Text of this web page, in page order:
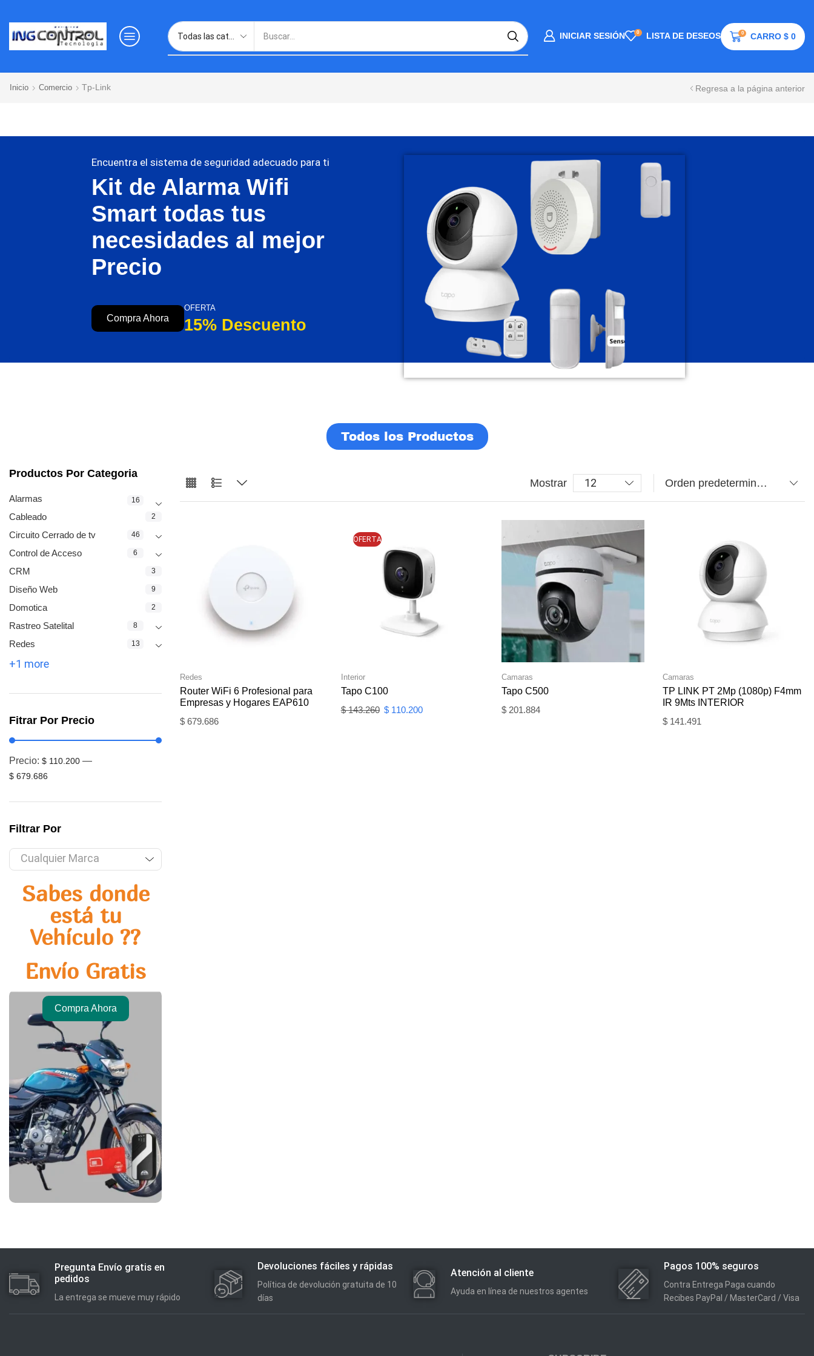
INICIAR SESIÓN 0 LISTA DE DESEOS 0 CARRO $ 0
Inicio Comercio Tp-Link Regresa a la página anterior
Encuentra el sistema de seguridad adecuado para ti
Kit de Alarma Wifi
Smart todas tus
necesidades al mejor
Precio
Compra Ahora
OFERTA
15% Descuento
Todos los Productos
Productos Por Categoria
Alarmas 16
Cableado 2
Circuito Cerrado de tv 46
Control de Acceso 6
CRM 3
Diseño Web 9
Domotica 2
Rastreo Satelital 8
Redes 13
+1 more
Fitrar Por Precio
Precio: $ 110.200 —
$ 679.686
Filtrar Por
Cualquier Marca
Sabes donde
está tu
Vehículo ??
Envío Gratis
Compra Ahora
Mostrar
Redes
Router WiFi 6 Profesional para
Empresas y Hogares EAP610
$ 679.686
OFERTA
Interior
Tapo C100
$143.260 $110.200
Camaras
Tapo C500
$ 201.884
Camaras
TP LINK PT 2Mp (1080p) F4mm
IR 9Mts INTERIOR
$141.491
Pregunta Envío gratis en
pedidos
La entrega se mueve muy rápido
Devoluciones fáciles y rápidas
Política de devolución gratuita de 10
días
Atención al cliente
Ayuda en línea de nuestros agentes
Pagos 100% seguros
Contra Entrega Paga cuando
Recibes PayPal / MasterCard / Visa